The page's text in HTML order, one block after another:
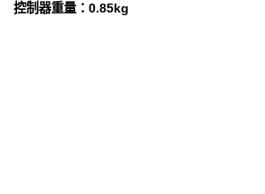
控制器重量：0.85kg